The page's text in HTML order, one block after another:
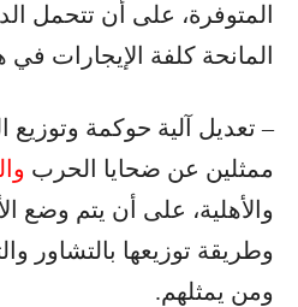
المتوفرة، على أن تتحمل
المانحة كلفة الإيجارات
– تعديل آلية حوكمة
ممثلين عن ضحايا الحرب
والأهلية، على أن يتم وضع
وطريقة توزيعها بالتشاور
ومن يمثلهم.